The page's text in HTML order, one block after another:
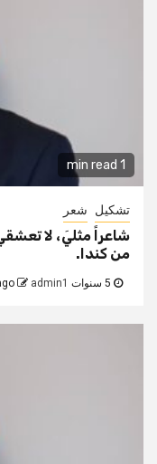
1 min read
تشكيل شعر
شاعراً مثليَ، لا
من كندا.
admin1